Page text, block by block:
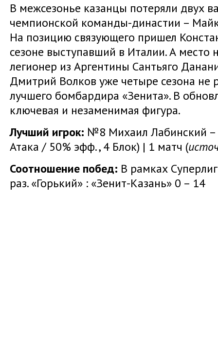
В межсезонье казанцы потеряли двух
чемпионской команды-династии –
На позицию связующего пришел
сезоне выступавший в Италии. А место
легионер из Аргентины Сантьяго
Дмитрий Волков уже четыре сезона не
лучшего бомбардира «Зенита». В
ключевая и незаменимая фигура.
Лучший игрок: №8 Михаил Лабинский –
Атака / 50% эфф., 4 Блок) | 1 матч (
Соотношение побед: В рамках
раз. «Горький» : «Зенит-Казань» 0 – 14